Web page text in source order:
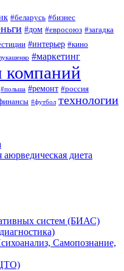
#беларусь #бизнес
#дом #евросоюз #загадка
#интерьер #кино
#маркетинг
компаний
#польша #ремонт #россия
#футбол технологии
диета
систем (БИАС)
Самопознание,